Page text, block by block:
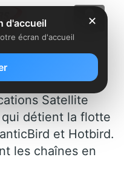
Satellite
détient la flotte
et Hotbird.
les chaînes en
✕
d'accueil
écran d'accueil